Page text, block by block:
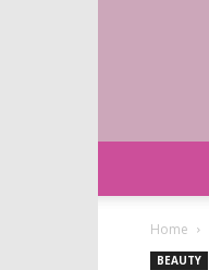
Home
BEAUTY